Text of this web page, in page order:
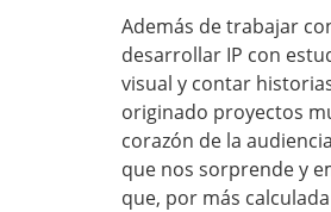
Además de trabajar
desarrollar IP con
visual y contar
originado proyectos
corazón de la
que nos sorprende y
que, por más